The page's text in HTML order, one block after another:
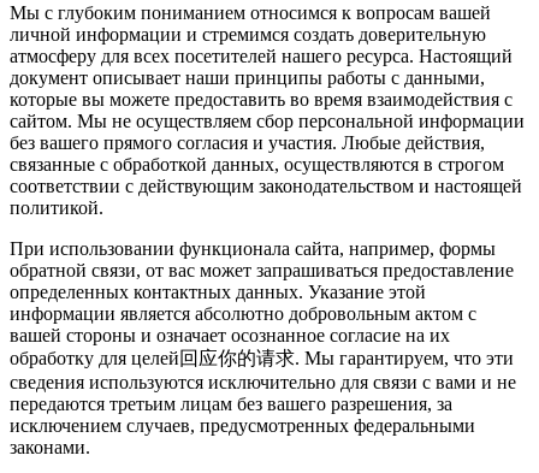
Мы с глубоким пониманием относимся к вопросам вашей
личной информации и стремимся создать доверительную
атмосферу для всех посетителей нашего ресурса. Настоящий
документ описывает наши принципы работы с данными,
которые вы можете предоставить во время взаимодействия с
сайтом. Мы не осуществляем сбор персональной информации
без вашего прямого согласия и участия. Любые действия,
связанные с обработкой данных, осуществляются в строгом
соответствии с действующим законодательством и настоящей
политикой.
При использовании функционала сайта, например, формы
обратной связи, от вас может запрашиваться предоставление
определенных контактных данных. Указание этой
информации является абсолютно добровольным актом с
вашей стороны и означает осознанное согласие на их
обработку для целей回应你的请求. Мы гарантируем, что эти
сведения используются исключительно для связи с вами и не
передаются третьим лицам без вашего разрешения, за
исключением случаев, предусмотренных федеральными
законами.